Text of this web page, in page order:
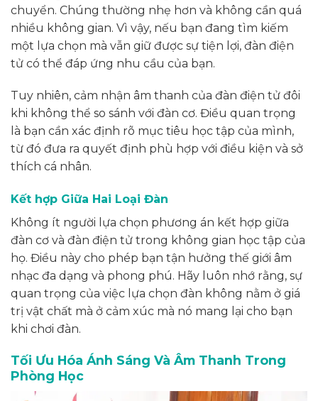
chuyển. Chúng thường nhẹ hơn và không cần quá
nhiều không gian. Vì vậy, nếu bạn đang tìm kiếm
một lựa chọn mà vẫn giữ được sự tiện lợi, đàn điện
tử có thể đáp ứng nhu cầu của bạn.
Tuy nhiên, cảm nhận âm thanh của đàn điện tử đôi
khi không thể so sánh với đàn cơ. Điều quan trọng
là bạn cần xác định rõ mục tiêu học tập của mình,
từ đó đưa ra quyết định phù hợp với điều kiện và sở
thích cá nhân.
Kết hợp Giữa Hai Loại Đàn
Không ít người lựa chọn phương án kết hợp giữa
đàn cơ và đàn điện tử trong không gian học tập của
họ. Điều này cho phép bạn tận hưởng thế giới âm
nhạc đa dạng và phong phú. Hãy luôn nhớ rằng, sự
quan trọng của việc lựa chọn đàn không nằm ở giá
trị vật chất mà ở cảm xúc mà nó mang lại cho bạn
khi chơi đàn.
Tối Ưu Hóa Ánh Sáng Và Âm Thanh Trong
Phòng Học